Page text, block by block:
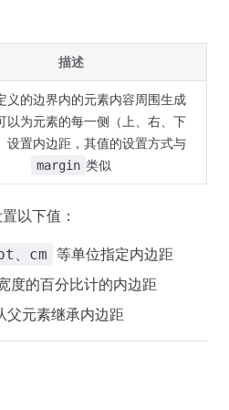
描述
义的边界内的元素内容周围生成
以为元素的每一侧（上、右、下
设置内边距，其值的设置方式与
margin 类似
以下值：
、cm 等单位指定内边距
度的百分比计的内边距
父元素继承内边距